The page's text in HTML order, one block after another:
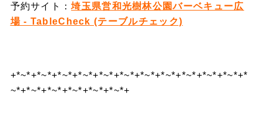
予約サイト：埼玉県営和光樹林公園バーベキュー広
場 - TableCheck (テーブルチェック)
+*~*+*~*+*~*+*~*+*~*+*~*+*~*+*~*+*~*+*~*+*~*+*
~*+*~*+*~*+*~*+*~*+*~*+